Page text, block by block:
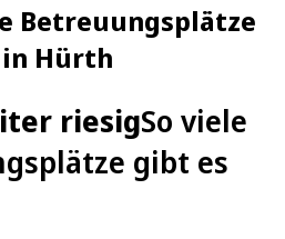
Betreuungsplätze
Hürth
riesigSo viele
gibt es